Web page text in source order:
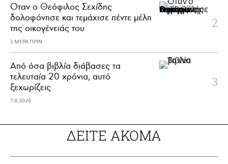
Όταν ο Θεόφιλος Σεχίδης
δολοφόνησε και τεμάχισε πέντε μέλη
της οικογένειάς του
1 ΜΕΡΑ ΠΡΙΝ
Από όσα βιβλία διάβασες τα
τελευταία 20 χρόνια, αυτό
ξεχωρίζεις
7.8.2026
ΔΕΙΤΕ ΑΚΟΜΑ